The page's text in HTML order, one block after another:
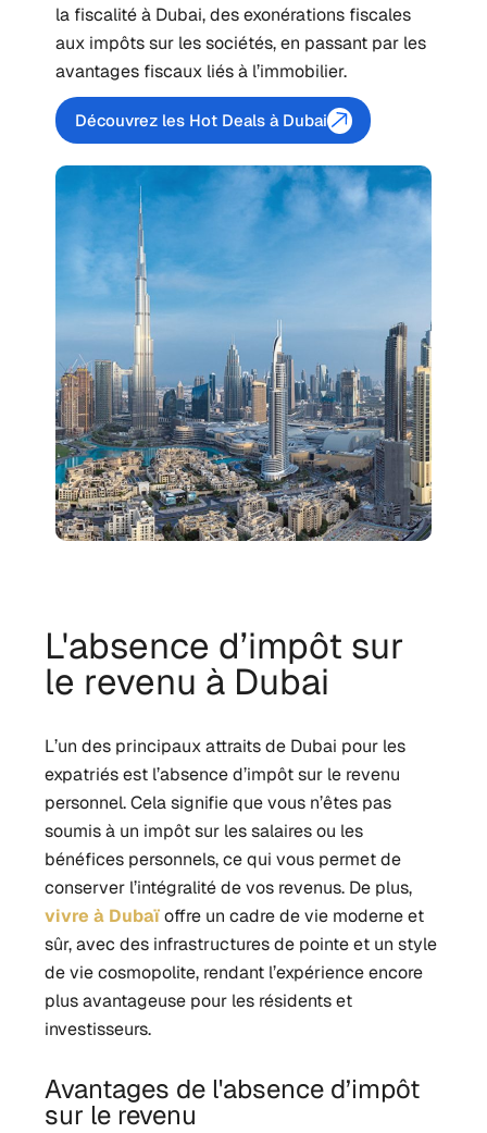
la fiscalité à Dubai, des exonérations fiscales
aux impôts sur les sociétés, en passant par les
avantages fiscaux liés à l’immobilier.
Découvrez les Hot Deals à Dubai
L'absence d’impôt sur
le revenu à Dubai
L’un des principaux attraits de Dubai pour les
expatriés est l’absence d’impôt sur le revenu
personnel. Cela signifie que vous n’êtes pas
soumis à un impôt sur les salaires ou les
bénéfices personnels, ce qui vous permet de
conserver l’intégralité de vos revenus. De plus,
vivre à Dubaïoffre un cadre de vie moderne et
sûr, avec des infrastructures de pointe et un style
de vie cosmopolite, rendant l’expérience encore
plus avantageuse pour les résidents et
investisseurs.
Avantages de l'absence d’impôt
sur le revenu